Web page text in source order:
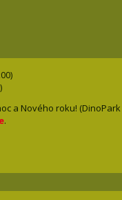
a Nového roku! (DinoPark
.